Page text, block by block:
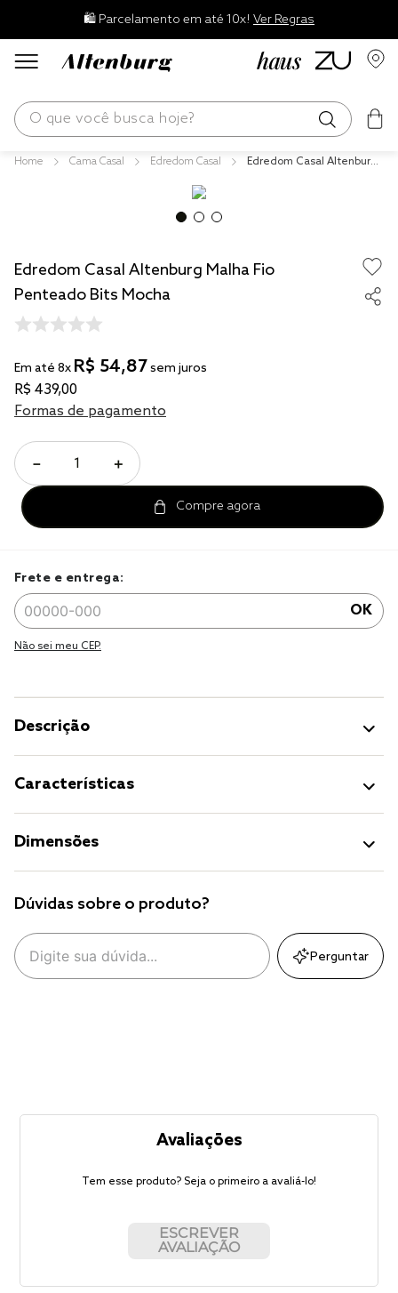
🛍️ Parcelamento em até 10x! Ver Regras
O que você busca hoje?
Cama Casal Edredom Casal
Edredom Casal Altenburg
Edredom Casal Altenburg Malha Fio
Penteado Bits Mocha
Em até 8x R$ 54,87sem juros
R$ 439,00
Formas de pagamento
＋
－
Frete e entrega:
OK
Não sei meu CEP.
Descrição
Características
Dimensões
Dúvidas sobre o produto?
Perguntar
Avaliações
Tem esse produto? Seja o primeiro a avaliá-lo!
ESCREVER
AVALIAÇÃO
fronha
jogos cama
travesseiro
tencel
solteiro king
cobertor
jogo cama casal